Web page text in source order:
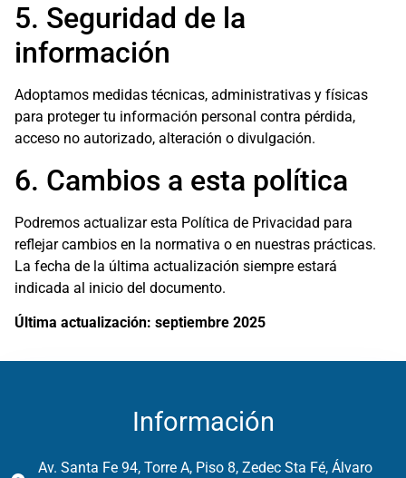
5. Seguridad de la
información
Adoptamos medidas técnicas, administrativas y físicas
para proteger tu información personal contra pérdida,
acceso no autorizado, alteración o divulgación.
6. Cambios a esta política
Podremos actualizar esta Política de Privacidad para
reflejar cambios en la normativa o en nuestras prácticas.
La fecha de la última actualización siempre estará
indicada al inicio del documento.
Última actualización: septiembre 2025
Información
Av. Santa Fe 94, Torre A, Piso 8, Zedec Sta Fé, Álvaro